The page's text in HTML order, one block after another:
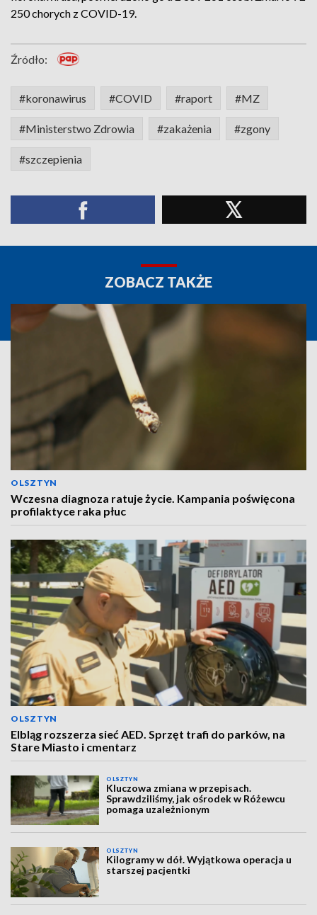
250 chorych z COVID-19.
Źródło:
#koronawirus #COVID #raport #MZ
#Ministerstwo Zdrowia #zakażenia #zgony
#szczepienia
ZOBACZ TAKŻE
OLSZTYN
Wczesna diagnoza ratuje życie. Kampania poświęcona
profilaktyce raka płuc
OLSZTYN
Elbląg rozszerza sieć AED. Sprzęt trafi do parków, na
Stare Miasto i cmentarz
OLSZTYN
Kluczowa zmiana w przepisach.
Sprawdziliśmy, jak ośrodek w Różewcu
pomaga uzależnionym
OLSZTYN
Kilogramy w dół. Wyjątkowa operacja u
starszej pacjentki